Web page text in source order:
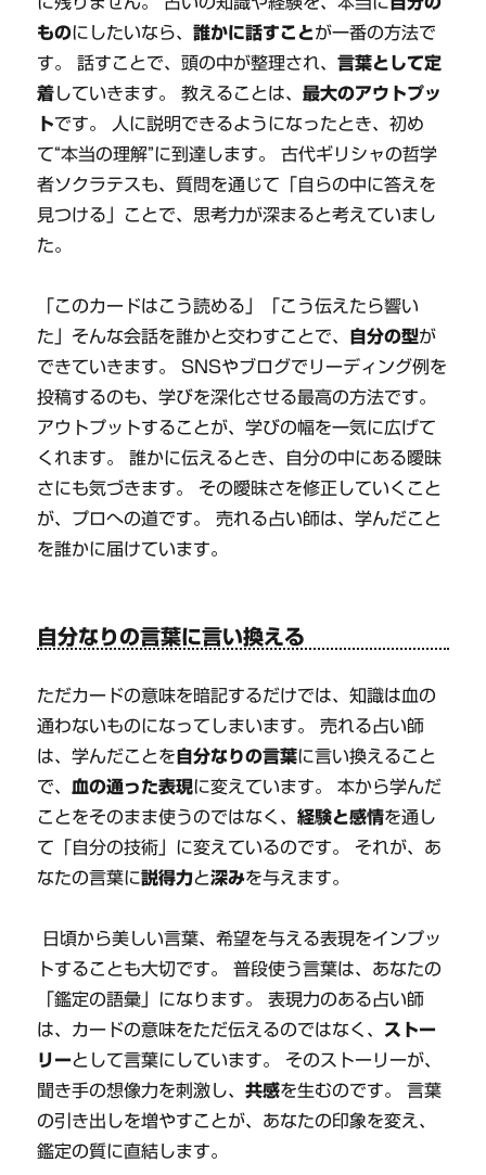
ものにしたいなら、誰かに話すことが一番の方法で
す。 話すことで、頭の中が整理され、言葉として定
着していきます。 教えることは、最大のアウトプッ
トです。 人に説明できるようになったとき、初め
て“本当の理解”に到達します。 古代ギリシャの哲学
者ソクラテスも、質問を通じて「自らの中に答えを
見つける」ことで、思考力が深まると考えていまし
た。
「このカードはこう読める」「こう伝えたら響い
た」そんな会話を誰かと交わすことで、
自分の型が
できていきます。 SNSやブログでリーディング例を
投稿するのも、学びを深化させる最高の方法です。
アウトプットすることが、学びの幅を一気に広げて
くれます。 誰かに伝えるとき、自分の中にある曖昧
さにも気づきます。 その曖昧さを修正していくこと
が、プロへの道です。 売れる占い師は、学んだこと
を誰かに届けています。
自分なりの言葉に言い換える
ただカードの意味を暗記するだけでは、知識は血の
通わないものになってしまいます。 売れる占い師
は、学んだことを 自分なりの言葉に言い換えること
で、血の通った表現に変えています。 本から学んだ
ことをそのまま使うのではなく、経験と感情を通し
て「自分の技術」に変えているのです。 それが、あ
なたの言葉に説得力と深みを与えます。
日頃から美しい言葉、希望を与える表現をインプッ
トすることも大切です。 普段使う言葉は、あなたの
「鑑定の語彙」になります。 表現力のある占い師
は、カードの意味をただ伝えるのではなく、 ストー
リーとして言葉にしています。 そのストーリーが、
聞き手の想像力を刺激し、共感を生むのです。 言葉
の引き出しを増やすことが、あなたの印象を変え、
鑑定の質に直結します。